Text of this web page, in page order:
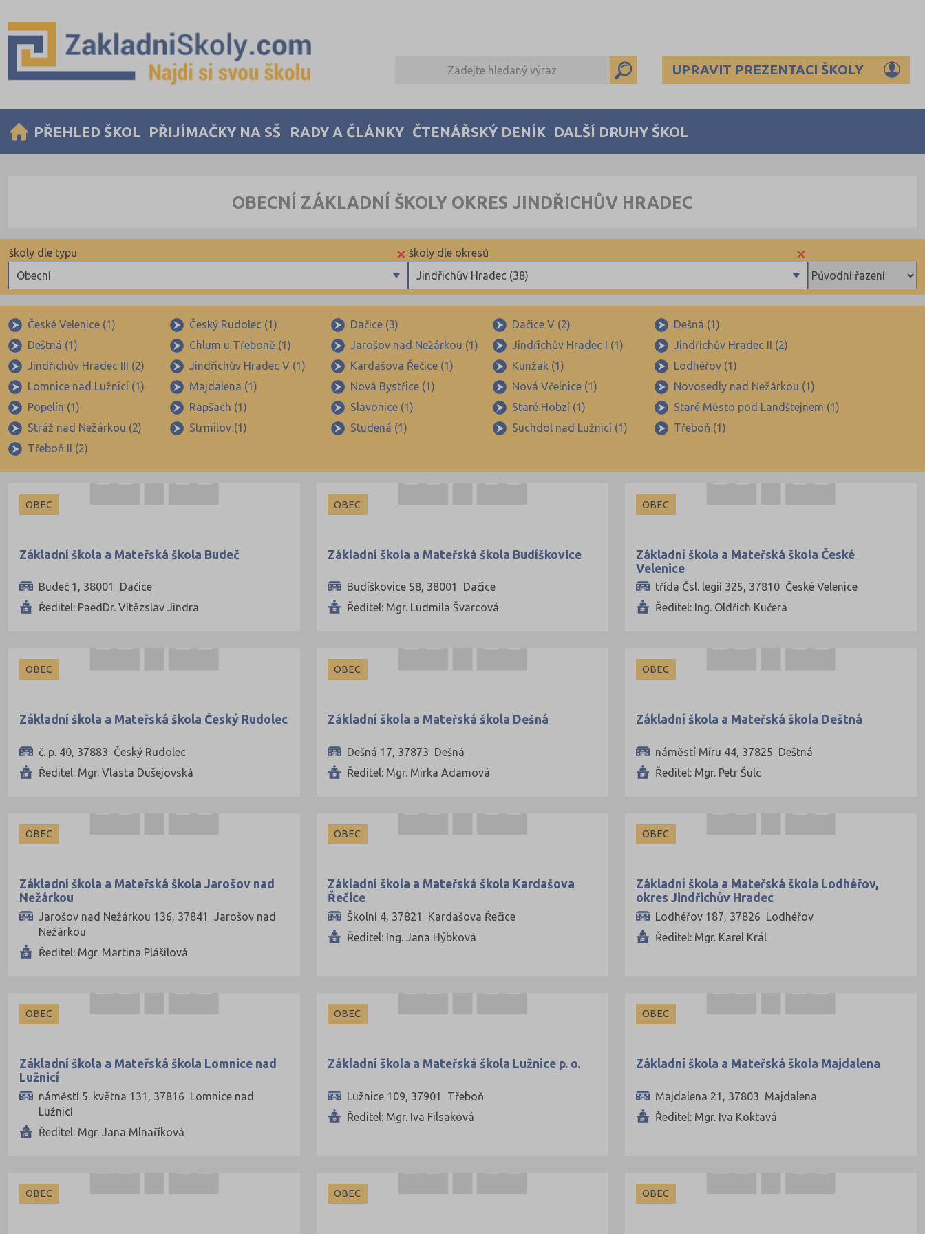
UPRAVIT PREZENTACI ŠKOLY
PŘEHLED ŠKOL PŘIJÍMAČKY NA SŠ RADY A ČLÁNKY ČTENÁŘSKÝ DENÍK DALŠÍ DRUHY ŠKOL
OBECNÍ ZÁKLADNÍ ŠKOLY OKRES JINDŘICHŮV HRADEC
×
Jindřichův Hradec (38)
školy dle okresů
Blansko (49)
Brno-město (66)
Brno-venkov (103)
Domažlice (24)
Frýdek-Místek (83)
Havlíčkův Brod (45)
Chrudim (44)
Jablonec nad Nisou (32)
Jeseník (17)
Karviná (62)
Kladno (52)
Klatovy (40)
Mělník (46)
Mladá Boleslav (39)
×
Obecní
školy dle typu
Privátní
Krajské
České Velenice (1) Český Rudolec (1) Dačice (3) Dačice V (2)
Dešná (1)
Deštná (1)
Chlum u Třeboně (1) Jarošov nad Nežárkou (1) Jindřichův Hradec I (1)
Jindřichův Hradec II (2)
Jindřichův Hradec III (2)
Jindřichův Hradec V (1) Kardašova Řečice (1) Kunžak (1)
Lodhéřov (1)
Lomnice nad Lužnicí (1)
Majdalena (1) Nová Bystřice (1) Nová Včelnice (1)
Novosedly nad Nežárkou (1)
Popelín (1)
Rapšach (1) Slavonice (1) Staré Hobzí (1)
Staré Město pod Landštejnem (1)
Stráž nad Nežárkou (2)
Strmilov (1) Studená (1) Suchdol nad Lužnicí (1)
Třeboň (1)
Třeboň II (2)
OBEC
Základní škola a Mateřská škola Budeč
Budeč 1, 38001 Dačice
Ředitel: PaedDr. Vítězslav Jindra
OBEC
Základní škola a Mateřská škola Budíškovice
Budíškovice 58, 38001 Dačice
Ředitel: Mgr. Ludmila Švarcová
OBEC
Základní škola a Mateřská škola České
Velenice
třída Čsl. legií 325, 37810 České Velenice
Ředitel: Ing. Oldřich Kučera
OBEC
Základní škola a Mateřská škola Český Rudolec
č. p. 40, 37883 Český Rudolec
Ředitel: Mgr. Vlasta Dušejovská
OBEC
Základní škola a Mateřská škola Dešná
Dešná 17, 37873 Dešná
Ředitel: Mgr. Mirka Adamová
OBEC
Základní škola a Mateřská škola Deštná
náměstí Míru 44, 37825 Deštná
Ředitel: Mgr. Petr Šulc
OBEC
Základní škola a Mateřská škola Jarošov nad
Nežárkou
Jarošov nad Nežárkou 136, 37841 Jarošov nad
Nežárkou
Ředitel: Mgr. Martina Plášilová
OBEC
Základní škola a Mateřská škola Kardašova
Řečice
Školní 4, 37821 Kardašova Řečice
Ředitel: Ing. Jana Hýbková
OBEC
Základní škola a Mateřská škola Lodhéřov,
okres Jindřichův Hradec
Lodhéřov 187, 37826 Lodhéřov
Ředitel: Mgr. Karel Král
OBEC
Základní škola a Mateřská škola Lomnice nad
Lužnicí
náměstí 5. května 131, 37816 Lomnice nad
Lužnicí
Ředitel: Mgr. Jana Mlnaříková
OBEC
Základní škola a Mateřská škola Lužnice p. o.
Lužnice 109, 37901 Třeboň
Ředitel: Mgr. Iva Filsaková
OBEC
Základní škola a Mateřská škola Majdalena
Majdalena 21, 37803 Majdalena
Ředitel: Mgr. Iva Koktavá
OBEC OBEC OBEC